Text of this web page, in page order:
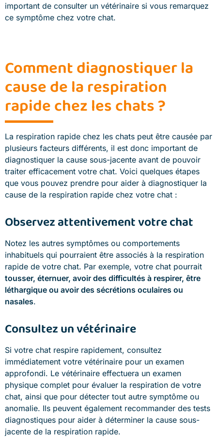
important de consulter un vétérinaire si vous remarquez
ce symptôme chez votre chat.
Comment diagnostiquer la
cause de la respiration
rapide chez les chats ?
La respiration rapide chez les chats peut être causée par
plusieurs facteurs différents, il est donc important de
diagnostiquer la cause sous-jacente avant de pouvoir
traiter efficacement votre chat. Voici quelques étapes
que vous pouvez prendre pour aider à diagnostiquer la
cause de la respiration rapide chez votre chat :
Observez attentivement votre chat
Notez les autres symptômes ou comportements
inhabituels qui pourraient être associés à la respiration
rapide de votre chat. Par exemple, votre chat pourrait
tousser, éternuer, avoir des difficultés à respirer, être
léthargique ou avoir des sécrétions oculaires ou
nasales.
Consultez un vétérinaire
Si votre chat respire rapidement, consultez
immédiatement votre vétérinaire pour un examen
approfondi. Le vétérinaire effectuera un examen
physique complet pour évaluer la respiration de votre
chat, ainsi que pour détecter tout autre symptôme ou
anomalie. Ils peuvent également recommander des tests
diagnostiques pour aider à déterminer la cause sous-
jacente de la respiration rapide.